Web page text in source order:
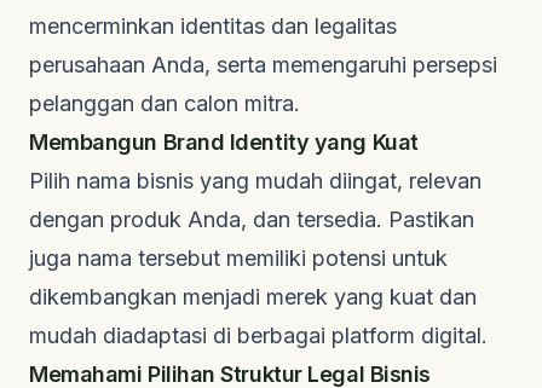
mencerminkan identitas dan legalitas
perusahaan Anda, serta memengaruhi persepsi
pelanggan dan calon mitra.
Membangun Brand Identity yang Kuat
Pilih nama bisnis yang mudah diingat, relevan
dengan produk Anda, dan tersedia. Pastikan
juga nama tersebut memiliki potensi untuk
dikembangkan menjadi merek yang kuat dan
mudah diadaptasi di berbagai platform digital.
Memahami Pilihan Struktur Legal Bisnis